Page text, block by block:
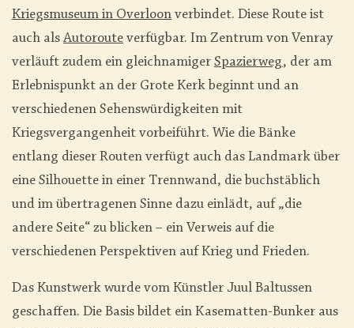
Kriegsmuseum in Overloon verbindet. Diese Route ist
auch alsAutoroute verfügbar. Im Zentrum von Venray
verläuft zudem ein gleichnamiger Spazierweg, der am
Erlebnispunkt an der Grote Kerk beginnt und an
verschiedenen Sehenswürdigkeiten mit
Kriegsvergangenheit vorbeiführt. Wie die Bänke
entlang dieser Routen verfügt auch das Landmark über
eine Silhouette in einer Trennwand, die buchstäblich
und im übertragenen Sinne dazu einlädt, auf „die
andere Seite“ zu blicken – ein Verweis auf die
verschiedenen Perspektiven auf Krieg und Frieden.
Das Kunstwerk wurde vom Künstler Juul Baltussen
geschaffen. Die Basis bildet ein Kasematten-Bunker aus